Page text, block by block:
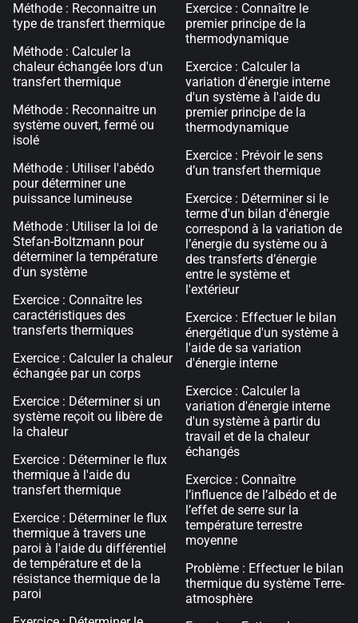
Méthode : Reconnaitre un
type de transfert thermique
Méthode : Calculer la
chaleur échangée lors d'un
transfert thermique
Méthode : Reconnaitre un
système ouvert, fermé ou
isolé
Méthode : Utiliser l'abédo
pour déterminer une
puissance lumineuse
Méthode : Utiliser la loi de
Stefan-Boltzmann pour
déterminer la température
d'un système
Exercice : Connaître les
caractéristiques des
transferts thermiques
Exercice : Calculer la chaleur
échangée par un corps
Exercice : Déterminer si un
système reçoit ou libère de
la chaleur
Exercice : Déterminer le flux
thermique à l'aide du
transfert thermique
Exercice : Déterminer le flux
thermique à travers une
paroi à l'aide du différentiel
de température et de la
résistance thermique de la
paroi
Exercice : Connaître le
premier principe de la
thermodynamique
Exercice : Calculer la
variation d'énergie interne
d'un système à l'aide du
premier principe de la
thermodynamique
Exercice : Prévoir le sens
d’un transfert thermique
Exercice : Déterminer si le
terme d'un bilan d'énergie
correspond à la variation de
l’énergie du système ou à
des transferts d’énergie
entre le système et
l'extérieur
Exercice : Effectuer le bilan
énergétique d'un système à
l'aide de sa variation
d'énergie interne
Exercice : Calculer la
variation d'énergie interne
d'un système à partir du
travail et de la chaleur
échangés
Exercice : Connaître
l’influence de l’albédo et de
l’effet de serre sur la
température terrestre
moyenne
Problème : Effectuer le bilan
thermique du système Terre-
atmosphère